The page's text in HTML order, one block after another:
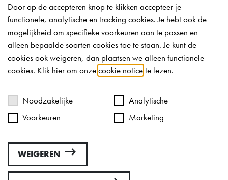
Onze openingstijden tijdens de
vakantieperiode:
Week 31 + 33:
Ma t/m do: 8:30-12:30; 13:00-16:30 uur
Vr: Gesloten
Zo: Gesloten
Week 32: gehele week gesloten
Algemene voorwaarden
Door op de accepteren knop te klikken accepteer je
functionele, analytische en tracking cookies. Je hebt ook de
mogelijkheid om specifieke voorkeuren aan te passen en
alleen bepaalde soorten cookies toe te staan. Je kunt de
cookies ook weigeren, dan plaatsen we alleen functionele
cookies. Klik hier om onzecookie noticete lezen.
Noodzakelijke
Analytische
Voorkeuren
Marketing
WEIGEREN